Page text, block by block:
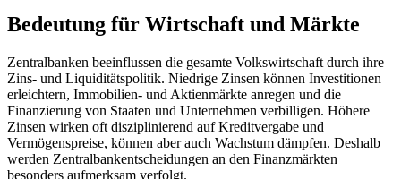
Bedeutung für Wirtschaft und Märkte
Zentralbanken beeinflussen die gesamte Volkswirtschaft durch ihre
Zins- und Liquiditätspolitik. Niedrige Zinsen können Investitionen
erleichtern, Immobilien- und Aktienmärkte anregen und die
Finanzierung von Staaten und Unternehmen verbilligen. Höhere
Zinsen wirken oft disziplinierend auf Kreditvergabe und
Vermögenspreise, können aber auch Wachstum dämpfen. Deshalb
werden Zentralbankentscheidungen an den Finanzmärkten
besonders aufmerksam verfolgt.